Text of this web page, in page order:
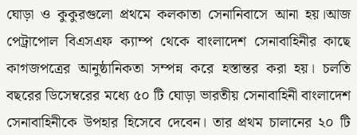
ঘোড়া ও কুকুরগুলো প্রথমে কলকাতা সেনানিবাসে আনা হয়।আজ
পেট্রাপোল বিএসএফ ক্যাম্প থেকে বাংলাদেশ সেনাবাহিনীর কাছে
কাগজপত্রের আনুষ্ঠানিকতা সম্পন্ন করে হস্তান্তর করা হয়। চলতি
বছরের ডিসেম্বরের মধ্যে ৫০ টি ঘোড়া ভারতীয় সেনাবাহিনী বাংলাদেশ
সেনাবাহিনীকে উপহার হিসেবে দেবেন। তার প্রথম চালানের ২০ টি